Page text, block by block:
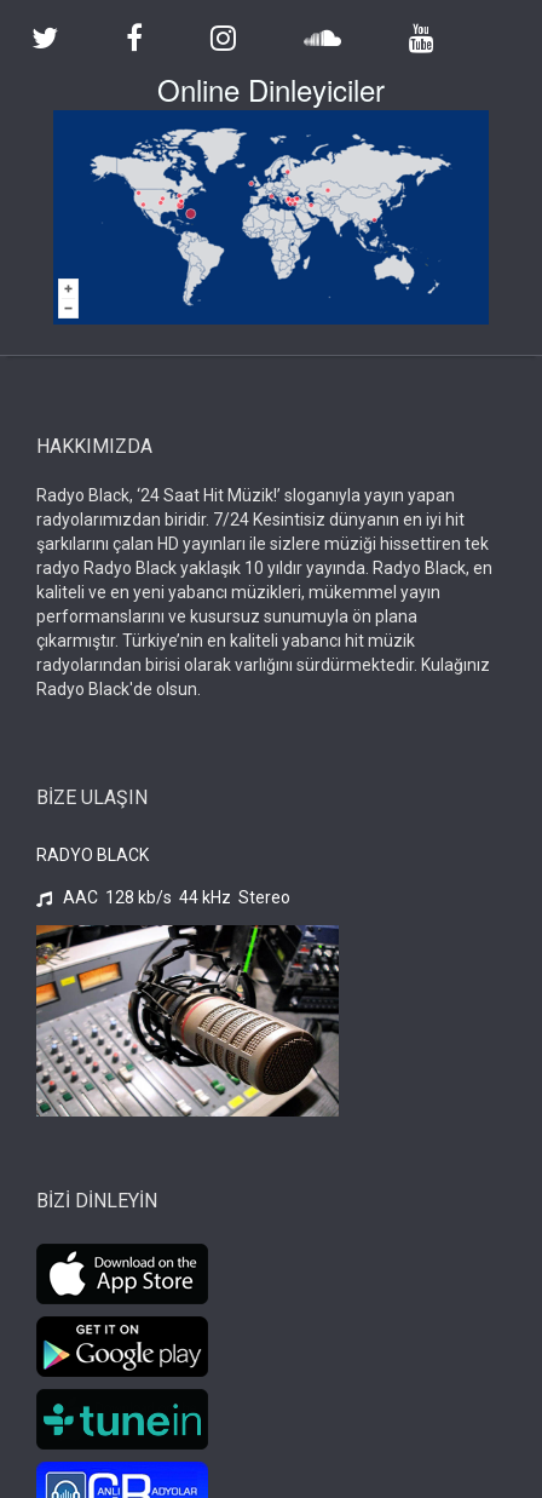
Online Dinleyiciler
HAKKIMIZDA
Radyo Black, ‘24 Saat Hit Müzik!’ sloganıyla yayın yapan
radyolarımızdan biridir. 7/24 Kesintisiz dünyanın en iyi hit
şarkılarını çalan HD yayınları ile sizlere müziği hissettiren tek
radyo Radyo Black yaklaşık 10 yıldır yayında. Radyo Black, en
kaliteli ve en yeni yabancı müzikleri, mükemmel yayın
performanslarını ve kusursuz sunumuyla ön plana
çıkarmıştır. Türkiye’nin en kaliteli yabancı hit müzik
radyolarından birisi olarak varlığını sürdürmektedir. Kulağınız
Radyo Black'de olsun.
BİZE ULAŞIN
RADYO BLACK
AAC 128 kb/s 44 kHz Stereo
BİZİ DİNLEYİN